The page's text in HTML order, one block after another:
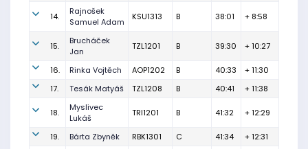
14.
Rajnošek
Samuel Adam
KSU1313 B 38:01 + 8:58
15.
Brucháček
Jan
TZL1201 B 39:30 + 10:27
16. Rinka Vojtěch AOP1202 B 40:33
+ 11:30
17.
Tesák Matyáš TZL1208 B 40:41 + 11:38
18.
Myslivec
Lukáš
TRI1201 B 41:32 + 12:29
19. Bárta Zbyněk RBK1301 C 41:34 + 12:31